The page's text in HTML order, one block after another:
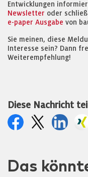
Entwicklungen
Newsletter oder
e-paper Ausgabe von
Sie meinen, diese
Interesse sein? Dann
Weiterempfehlung!
Diese Nachricht
Das